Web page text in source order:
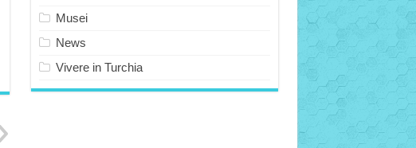
Musei
News
Vivere in Turchia